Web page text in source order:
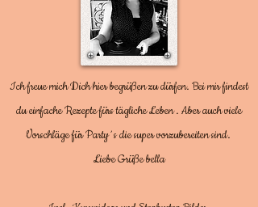
Ich freue mich Dich hier begrüßen zu dürfen. Bei mir findest
du einfache Rezepte fürs tägliche Leben . Aber auch viele
Vorschläge für Party´s die super vorzubereiten sind.
Liebe Grüße bella